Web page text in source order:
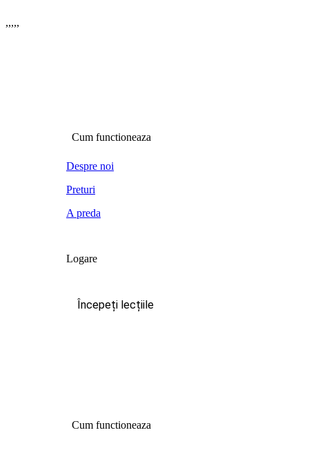
,,,,,
Cum functioneaza
Despre noi
Preturi
A preda
Logare
Începeți lecțiile
Cum functioneaza